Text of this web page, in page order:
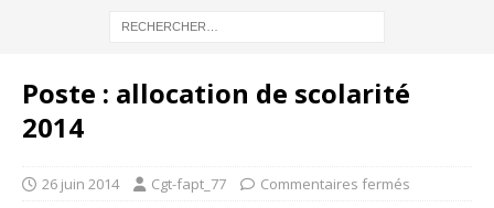
Poste : allocation de scolarité
2014
26 juin 2014 Cgt-fapt_77 Commentaires fermés